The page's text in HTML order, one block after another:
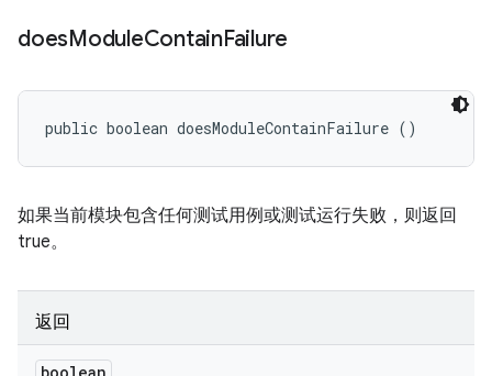
doesModuleContainFailure
public boolean doesModuleContainFailure ()
如果当前模块包含任何测试用例或测试运行失败，则返回
true。
返回